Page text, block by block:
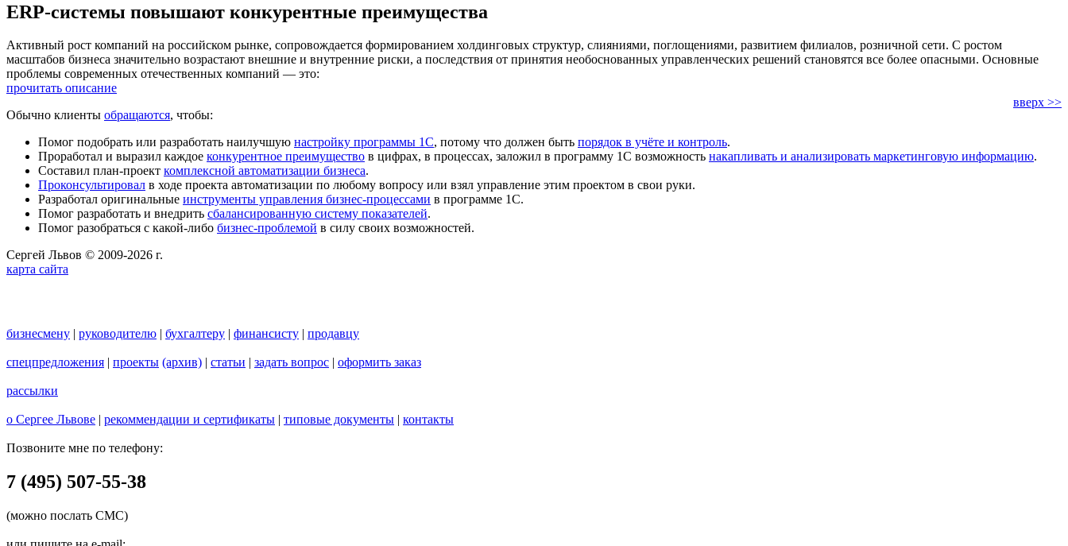
ERP-системы повышают конкурентные преимущества
Активный рост компаний на российском рынке, сопровождается формированием холдинговых структур, слияниями, поглощениями, развитием филиалов, розничной сети. С ростом
масштабов бизнеса значительно возрастают внешние и внутренние риски, а последствия от принятия необоснованных управленческих решений становятся все более опасными. Основные
проблемы современных отечественных компаний — это:
прочитать описание
вверх >>
Обычно клиенты обращаются, чтобы:
Помог подобрать или разработать наилучшую настройку программы 1С, потому что должен быть порядок в учёте и контроль.
Проработал и выразил каждое конкурентное преимущество в цифрах, в процессах, заложил в программу 1С возможность накапливать и анализировать маркетинговую информацию.
Составил план-проект комплексной автоматизации бизнеса.
Проконсультировал в ходе проекта автоматизации по любому вопросу или взял управление этим проектом в свои руки.
Разработал оригинальные инструменты управления бизнес-процессами в программе 1С.
Помог разработать и внедрить сбалансированную систему показателей.
Помог разобраться с какой-либо бизнес-проблемой в силу своих возможностей.
Сергей Львов © 2009-2026 г.
карта сайта
бизнесмену | руководителю | бухгалтеру | финансисту | продавцу
спецпредложения | проекты (архив) | статьи | задать вопрос | оформить заказ
рассылки
о Сергее Львове | рекоммендации и сертификаты | типовые документы | контакты
Позвоните мне по телефону:
7 (495) 507-55-38
(можно послать СМС)